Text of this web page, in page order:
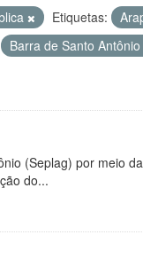
Etiquetas:
Barra de Santo
(Seplag) por meio
do...